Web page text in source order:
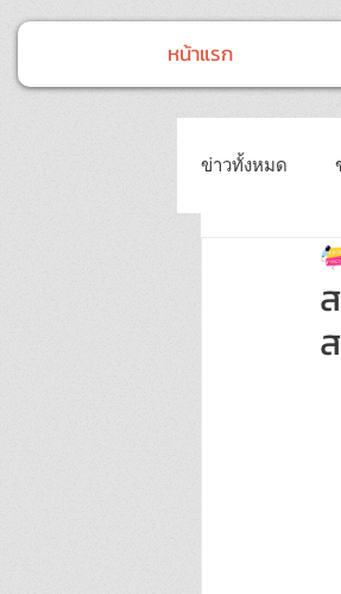
หน้าแรก
ข่าวทั้งหมด
ข่าวงานป
ข่าวบันเทิง